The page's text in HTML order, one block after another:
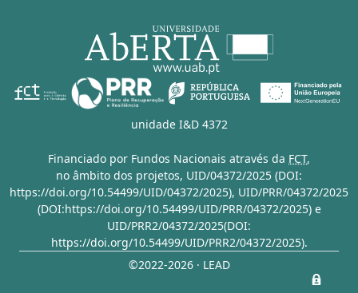
unidade I&D 4372
Financiado por Fundos Nacionais através da FCT,
no âmbito dos projetos, UID/04372/2025 (DOI:
https://doi.org/10.54499/UID/04372/2025), UID/PRR/04372/2025
(DOI:https://doi.org/10.54499/UID/PRR/04372/2025)e
UID/PRR2/04372/2025(DOI:
https://doi.org/10.54499/UID/PRR2/04372/2025).
©2022-2026 · LEAD